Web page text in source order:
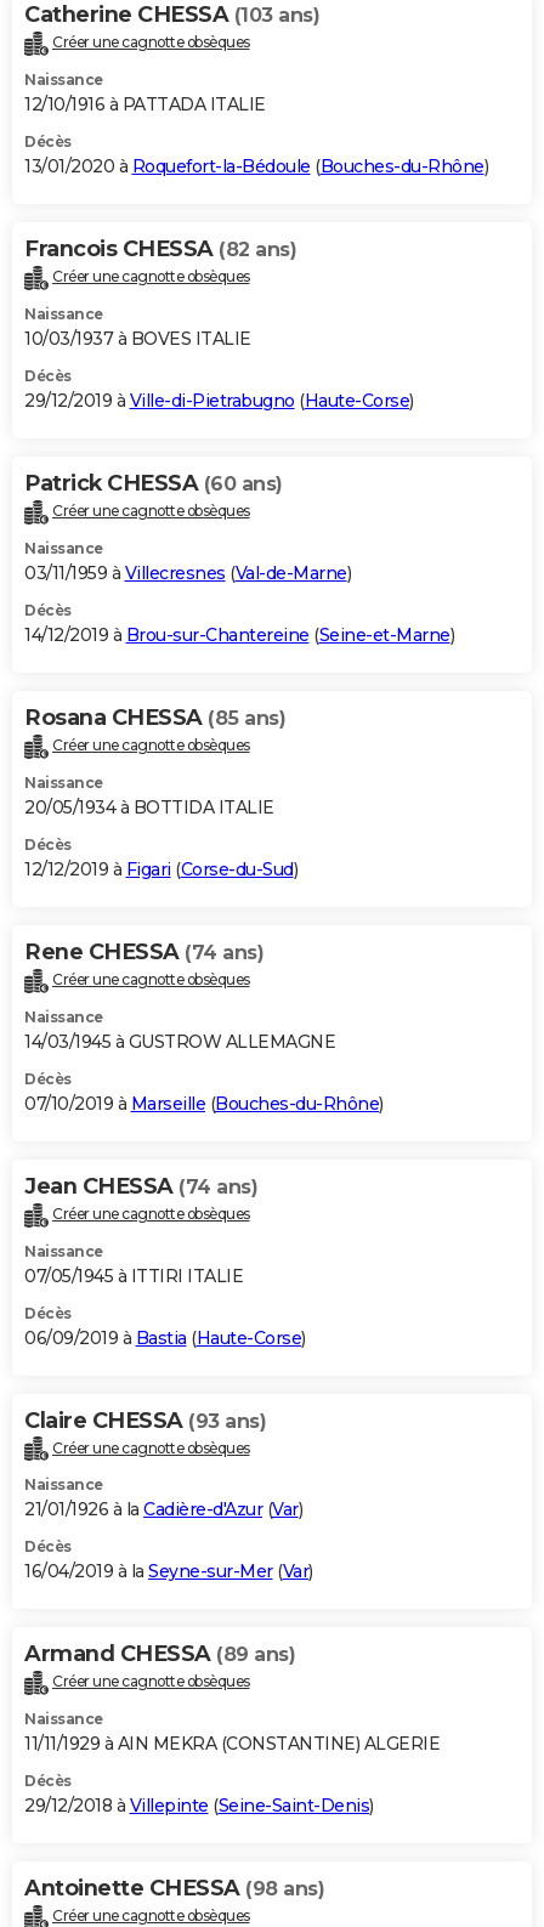
Catherine CHESSA (103 ans)
Créer une cagnotte obsèques
Naissance
12/10/1916 à PATTADA ITALIE
Décès
13/01/2020 à Roquefort-la-Bédoule (Bouches-du-Rhône)
Francois CHESSA (82 ans)
Créer une cagnotte obsèques
Naissance
10/03/1937 à BOVES ITALIE
Décès
29/12/2019 à Ville-di-Pietrabugno (Haute-Corse)
Patrick CHESSA (60 ans)
Créer une cagnotte obsèques
Naissance
03/11/1959 à Villecresnes (Val-de-Marne)
Décès
14/12/2019 à Brou-sur-Chantereine (Seine-et-Marne)
Rosana CHESSA (85 ans)
Créer une cagnotte obsèques
Naissance
20/05/1934 à BOTTIDA ITALIE
Décès
12/12/2019 à Figari (Corse-du-Sud)
Rene CHESSA (74 ans)
Créer une cagnotte obsèques
Naissance
14/03/1945 à GUSTROW ALLEMAGNE
Décès
07/10/2019 à Marseille (Bouches-du-Rhône)
Jean CHESSA (74 ans)
Créer une cagnotte obsèques
Naissance
07/05/1945 à ITTIRI ITALIE
Décès
06/09/2019 à Bastia (Haute-Corse)
Claire CHESSA (93 ans)
Créer une cagnotte obsèques
Naissance
21/01/1926 à la Cadière-d'Azur(Var)
Décès
16/04/2019 à la Seyne-sur-Mer(Var)
Armand CHESSA (89 ans)
Créer une cagnotte obsèques
Naissance
11/11/1929 à AIN MEKRA (CONSTANTINE) ALGERIE
Décès
29/12/2018 à Villepinte (Seine-Saint-Denis)
Antoinette CHESSA (98 ans)
Créer une cagnotte obsèques